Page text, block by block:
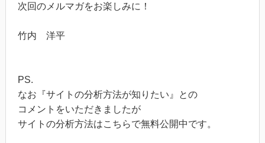
次回のメルマガをお楽しみに！
竹内 洋平
PS.
なお『サイトの分析方法が知りたい』との
コメントをいただきましたが
サイトの分析方法はこちらで無料公開中です。